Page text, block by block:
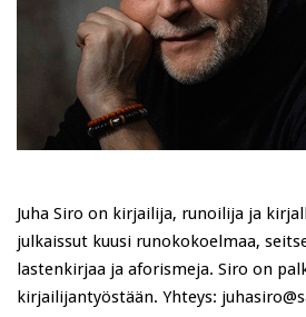
Juha Siro on kirjailija, runoilija ja
julkaissut kuusi runokokoelmaa,
lastenkirjaa ja aforismeja. Siro on
kirjailijantyöstään. Yhteys: